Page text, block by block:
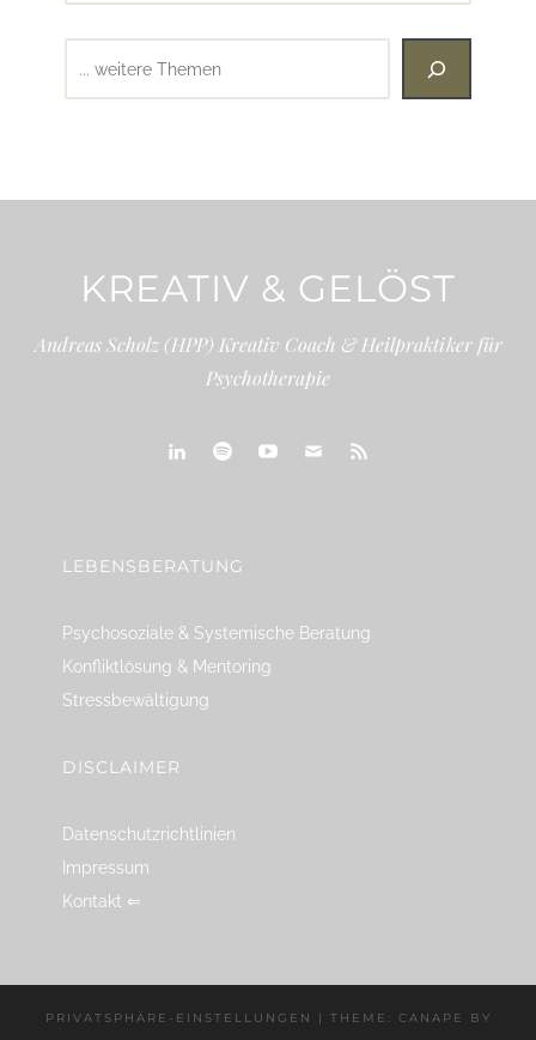
KREATIV & GELÖST
Andreas Scholz (HPP) Kreativ Coach & Heilpraktiker für
Psychotherapie
LEBENSBERATUNG
Psychosoziale & Systemische Beratung
Konfliktlösung & Mentoring
Stressbewältigung
DISCLAIMER
Datenschutzrichtlinien
Impressum
Kontakt ⇐
PRIVATSPHÄRE-EINSTELLUNGEN | THEME: CANAPE BY